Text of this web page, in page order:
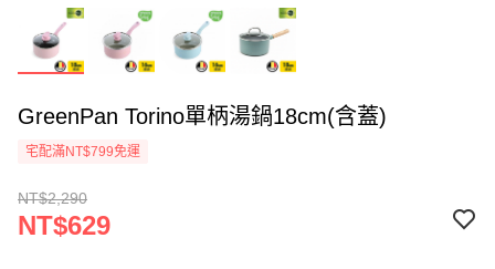
GreenPan Torino單柄湯鍋18cm(含蓋)
宅配滿NT$799免運
NT$2,290
NT$629